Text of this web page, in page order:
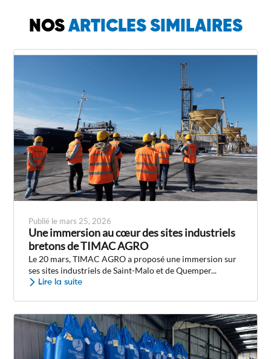
NOS ARTICLES SIMILAIRES
Publié le mars 25, 2026
Une immersion au cœur des sites industriels
bretons de TIMAC AGRO
Le 20 mars, TIMAC AGRO a proposé une immersion sur
ses sites industriels de Saint-Malo et de Quemper...
Lire la suite